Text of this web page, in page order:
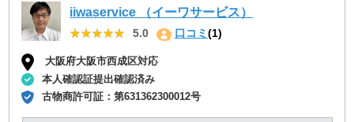
iiwaservice （イーワサービス）
★★★★★
★★★★★ 5.0 口コミ(1)
大阪府大阪市西成区対応
本人確認証提出確認済み
古物商許可証：第631362300012号